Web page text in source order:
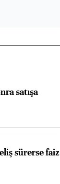
satışa
sürerse faiz